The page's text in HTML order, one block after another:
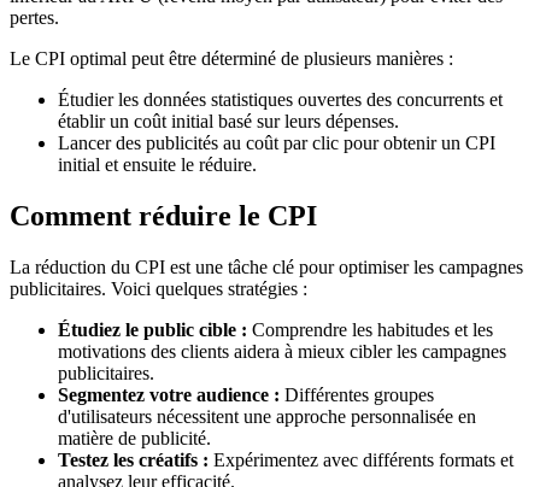
pertes.
Le CPI optimal peut être déterminé de plusieurs manières :
Étudier les données statistiques ouvertes des concurrents et
établir un coût initial basé sur leurs dépenses.
Lancer des publicités au coût par clic pour obtenir un CPI
initial et ensuite le réduire.
Comment réduire le CPI
La réduction du CPI est une tâche clé pour optimiser les campagnes
publicitaires. Voici quelques stratégies :
Étudiez le public cible : Comprendre les habitudes et les
motivations des clients aidera à mieux cibler les campagnes
publicitaires.
Segmentez votre audience : Différentes groupes
d'utilisateurs nécessitent une approche personnalisée en
matière de publicité.
Testez les créatifs : Expérimentez avec différents formats et
analysez leur efficacité.